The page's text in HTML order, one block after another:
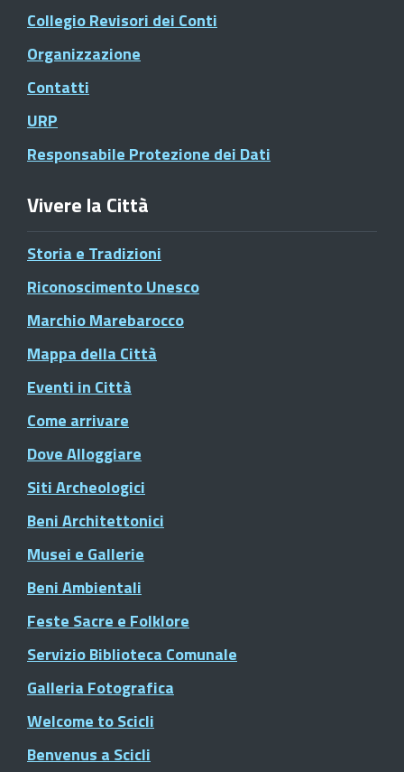
Collegio Revisori dei Conti
Organizzazione
Contatti
URP
Responsabile Protezione dei Dati
Vivere la Città
Storia e Tradizioni
Riconoscimento Unesco
Marchio Marebarocco
Mappa della Città
Eventi in Città
Come arrivare
Dove Alloggiare
Siti Archeologici
Beni Architettonici
Musei e Gallerie
Beni Ambientali
Feste Sacre e Folklore
Servizio Biblioteca Comunale
Galleria Fotografica
Welcome to Scicli
Benvenus a Scicli